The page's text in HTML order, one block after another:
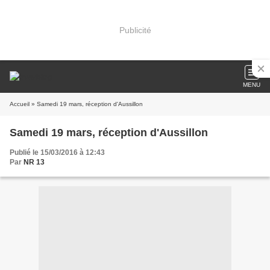
Publicité
MENU
Accueil » Samedi 19 mars, réception d'Aussillon
Samedi 19 mars, réception d'Aussillon
Publié le 15/03/2016 à 12:43
Par NR 13